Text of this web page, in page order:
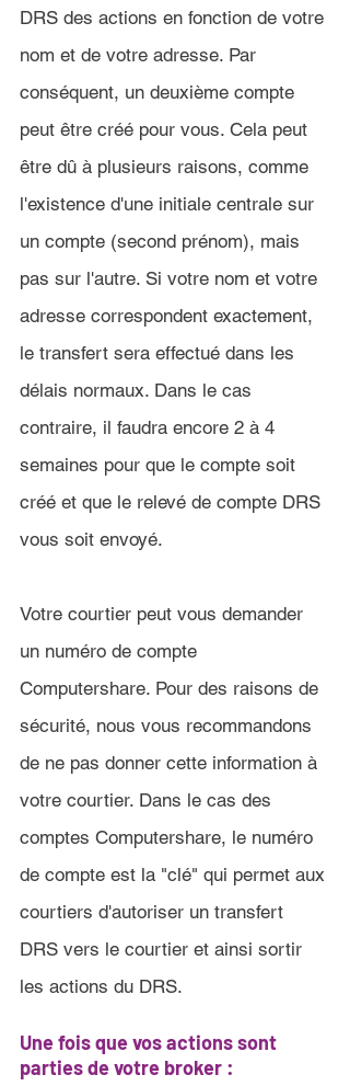
DRS des actions en fonction de votre
nom et de votre adresse. Par
conséquent, un deuxième compte
peut être créé pour vous. Cela peut
être dû à plusieurs raisons, comme
l'existence d'une initiale centrale sur
un compte (second prénom), mais
pas sur l'autre. Si votre nom et votre
adresse correspondent exactement,
le transfert sera effectué dans les
délais normaux. Dans le cas
contraire, il faudra encore 2 à 4
semaines pour que le compte soit
créé et que le relevé de compte DRS
vous soit envoyé.
Votre courtier peut vous demander
un numéro de compte
Computershare. Pour des raisons de
sécurité, nous vous recommandons
de ne pas donner cette information à
votre courtier. Dans le cas des
comptes Computershare, le numéro
de compte est la "clé" qui permet aux
courtiers d'autoriser un transfert
DRS vers le courtier et ainsi sortir
les actions du DRS.
Une fois que vos actions sont
parties de votre broker :